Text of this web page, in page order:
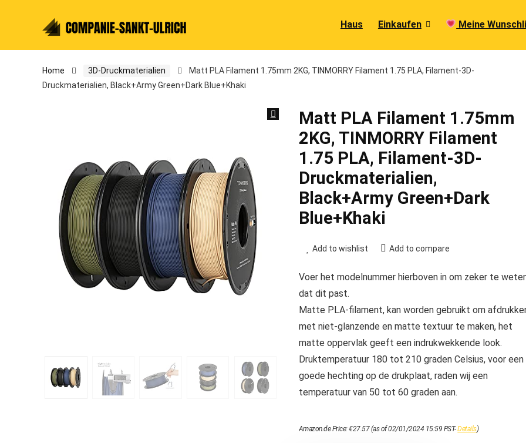
Haus Einkaufen Meine
Home 3D-Druckmaterialien
Matt PLA Filament 1.75mm 2KG, TINMORRY Filament 1.75 PLA, Filament-3D-
Druckmaterialien, Black+Army Green+Dark Blue+Khaki
Matt PLA Filament 1.75mm
2KG, TINMORRY Filament
1.75 PLA, Filament-3D-
Druckmaterialien,
Black+Army Green+Dark
Blue+Khaki
Add to wishlist Add to compare
Voer het modelnummer hierboven in om zeker te
dat dit past.
Matte PLA-filament, kan worden gebruikt om
met niet-glanzende en matte textuur te maken, het
matte oppervlak geeft een indrukwekkende look.
Druktemperatuur 180 tot 210 graden Celsius, voor een
goede hechting op de drukplaat, raden wij een
temperatuur van 50 tot 60 graden aan.
Amazon.de Price:€27.57(as of 02/01/2024 15:59 PST-Details)